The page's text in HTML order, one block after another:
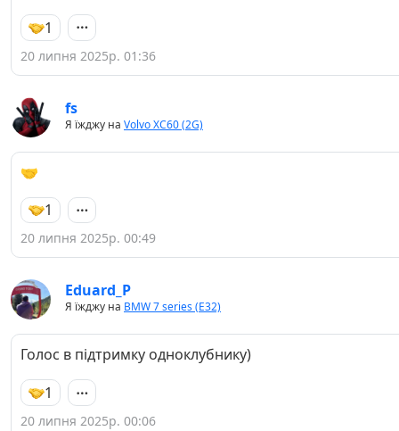
1
20 липня 2025р. 01:36
fs
Я їжджу на Volvo XC60 (2G)
🤝
1
20 липня 2025р. 00:49
Eduard_P
Я їжджу на BMW 7 series (E32)
Голос в підтримку одноклубнику)
1
20 липня 2025р. 00:06